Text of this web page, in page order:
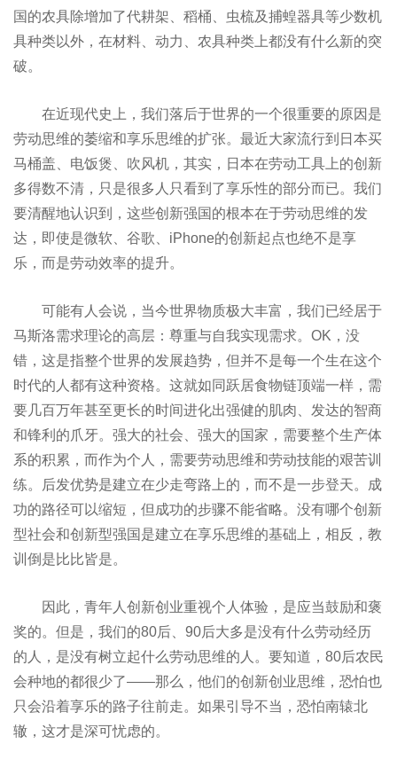
国的农具除增加了代耕架、稻桶、虫梳及捕蝗器具等少数机
具种类以外，在材料、动力、农具种类上都没有什么新的突
破。
在近现代史上，我们落后于世界的一个很重要的原因是
劳动思维的萎缩和享乐思维的扩张。最近大家流行到日本买
马桶盖、电饭煲、吹风机，其实，日本在劳动工具上的创新
多得数不清，只是很多人只看到了享乐性的部分而已。我们
要清醒地认识到，这些创新强国的根本在于劳动思维的发
达，即使是微软、谷歌、iPhone的创新起点也绝不是享
乐，而是劳动效率的提升。
可能有人会说，当今世界物质极大丰富，我们已经居于
马斯洛需求理论的高层：尊重与自我实现需求。OK，没
错，这是指整个世界的发展趋势，但并不是每一个生在这个
时代的人都有这种资格。这就如同跃居食物链顶端一样，需
要几百万年甚至更长的时间进化出强健的肌肉、发达的智商
和锋利的爪牙。强大的社会、强大的国家，需要整个生产体
系的积累，而作为个人，需要劳动思维和劳动技能的艰苦训
练。后发优势是建立在少走弯路上的，而不是一步登天。成
功的路径可以缩短，但成功的步骤不能省略。没有哪个创新
型社会和创新型强国是建立在享乐思维的基础上，相反，教
训倒是比比皆是。
因此，青年人创新创业重视个人体验，是应当鼓励和褒
奖的。但是，我们的80后、90后大多是没有什么劳动经历
的人，是没有树立起什么劳动思维的人。要知道，80后农民
会种地的都很少了——那么，他们的创新创业思维，恐怕也
只会沿着享乐的路子往前走。如果引导不当，恐怕南辕北
辙，这才是深可忧虑的。